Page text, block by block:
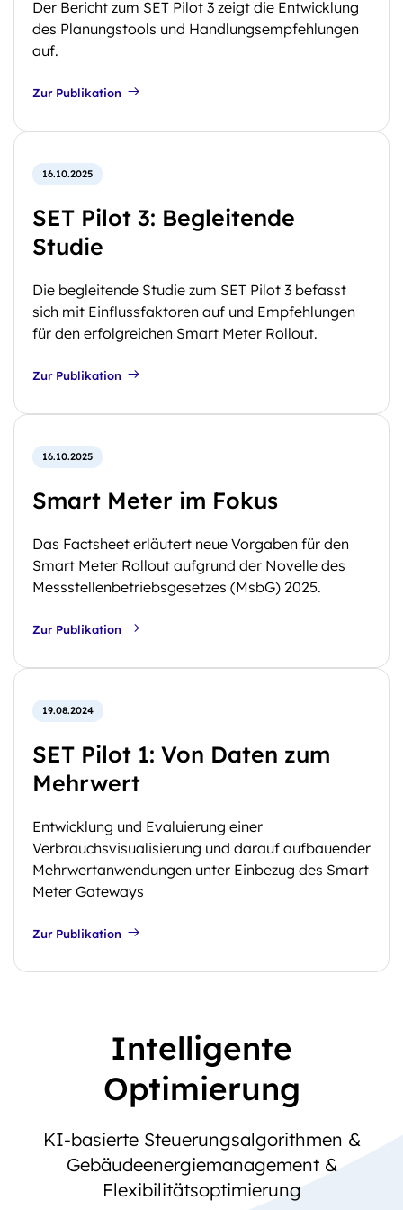
Der Bericht zum SET Pilot 3 zeigt die Entwicklung
des Planungstools und Handlungsempfehlungen
auf.
Zur Publikation
16.10.2025
SET Pilot 3: Begleitende
Studie
Die begleitende Studie zum SET Pilot 3 befasst
sich mit Einflussfaktoren auf und Empfehlungen
für den erfolgreichen Smart Meter Rollout.
Zur Publikation
16.10.2025
Smart Meter im Fokus
Das Factsheet erläutert neue Vorgaben für den
Smart Meter Rollout aufgrund der Novelle des
Messstellenbetriebsgesetzes (MsbG) 2025.
Zur Publikation
19.08.2024
SET Pilot 1: Von Daten zum
Mehrwert
Entwicklung und Evaluierung einer
Verbrauchsvisualisierung und darauf aufbauender
Mehrwertanwendungen unter Einbezug des Smart
Meter Gateways
Zur Publikation
Intelligente
Optimierung
KI-basierte Steuerungsalgorithmen &
Gebäudeenergiemanagement &
Flexibilitätsoptimierung